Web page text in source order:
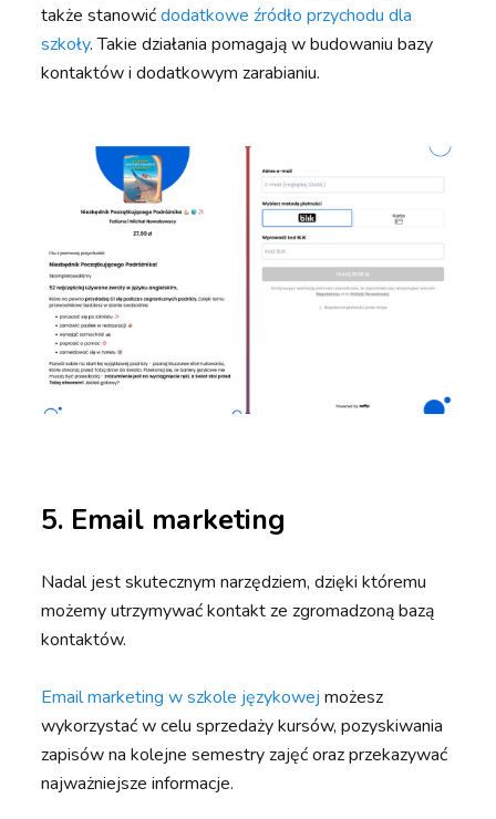
także stanowićdodatkowe źródło przychodu dla
szkoły. Takie działania pomagają w budowaniu bazy
kontaktów i dodatkowym zarabianiu.
5. Email marketing
Nadal jest skutecznym narzędziem, dzięki któremu
możemy utrzymywać kontakt ze zgromadzoną bazą
kontaktów.
Email marketing w szkole językowej możesz
wykorzystać w celu sprzedaży kursów, pozyskiwania
zapisów na kolejne semestry zajęć oraz przekazywać
najważniejsze informacje.